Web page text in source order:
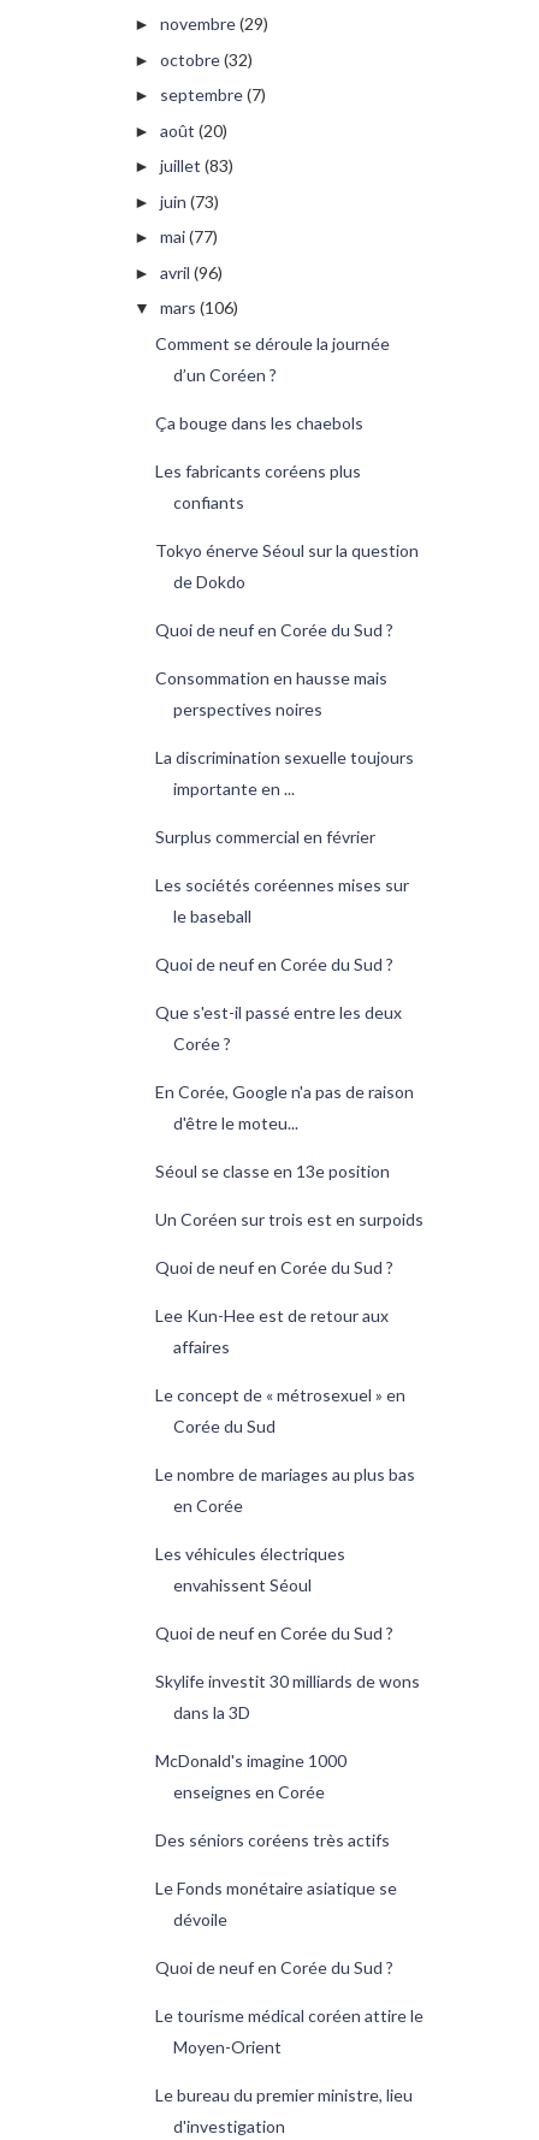
► novembre(29)
► octobre(32)
► septembre(7)
► août (20)
► juillet (83)
► juin (73)
► mai(77)
► avril (96)
▼ mars (106)
Comment se déroule la journée
d’un Coréen ?
Ça bouge dans les chaebols
Les fabricants coréens plus
confiants
Tokyo énerve Séoul sur la question
de Dokdo
Quoi de neuf en Corée du Sud ?
Consommation en hausse mais
perspectives noires
La discrimination sexuelle toujours
importante en ...
Surplus commercial en février
Les sociétés coréennes mises sur
le baseball
Quoi de neuf en Corée du Sud ?
Que s'est-il passé entre les deux
Corée ?
En Corée, Google n'a pas de raison
d'être le moteu...
Séoul se classe en 13e position
Un Coréen sur trois est en surpoids
Quoi de neuf en Corée du Sud ?
Lee Kun-Hee est de retour aux
affaires
Le concept de « métrosexuel » en
Corée du Sud
Le nombre de mariages au plus bas
en Corée
Les véhicules électriques
envahissent Séoul
Quoi de neuf en Corée du Sud ?
Skylife investit 30 milliards de wons
dans la 3D
McDonald's imagine 1000
enseignes en Corée
Des séniors coréens très actifs
Le Fonds monétaire asiatique se
dévoile
Quoi de neuf en Corée du Sud ?
Le tourisme médical coréen attire le
Moyen-Orient
Le bureau du premier ministre, lieu
d'investigation